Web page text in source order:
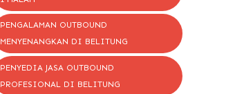
PENGALAMAN OUTBOUND
MENYENANGKAN DI BELITUNG
PENYEDIA JASA OUTBOUND
PROFESIONAL DI BELITUNG